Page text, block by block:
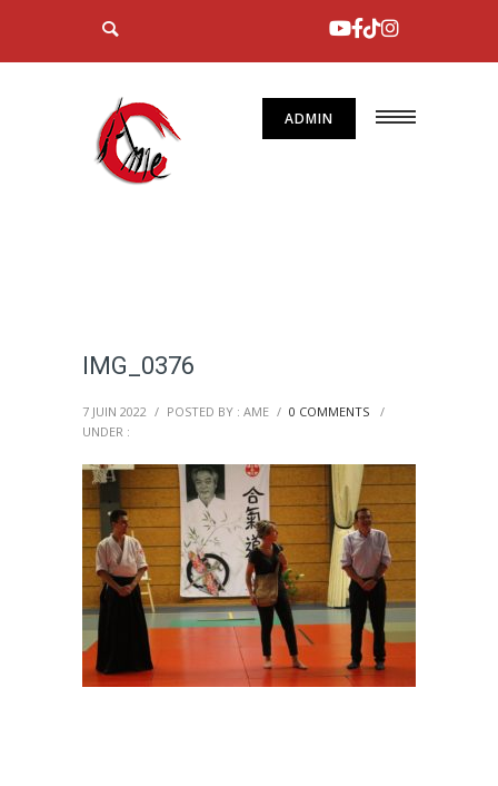
ADMIN
IMG_0376
7 JUIN 2022 / POSTED BY : AME / 0 COMMENTS
/
UNDER :